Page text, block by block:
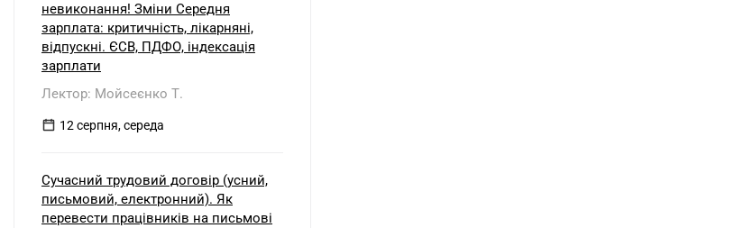
невиконання! Зміни Середня
зарплата: критичність, лікарняні,
відпускні. ЄСВ, ПДФО, індексація
зарплати
Лектор: Мойсеєнко Т.
12 серпня, середа
Сучасний трудовий договір (усний,
письмовий, електронний). Як
перевести працівників на письмові